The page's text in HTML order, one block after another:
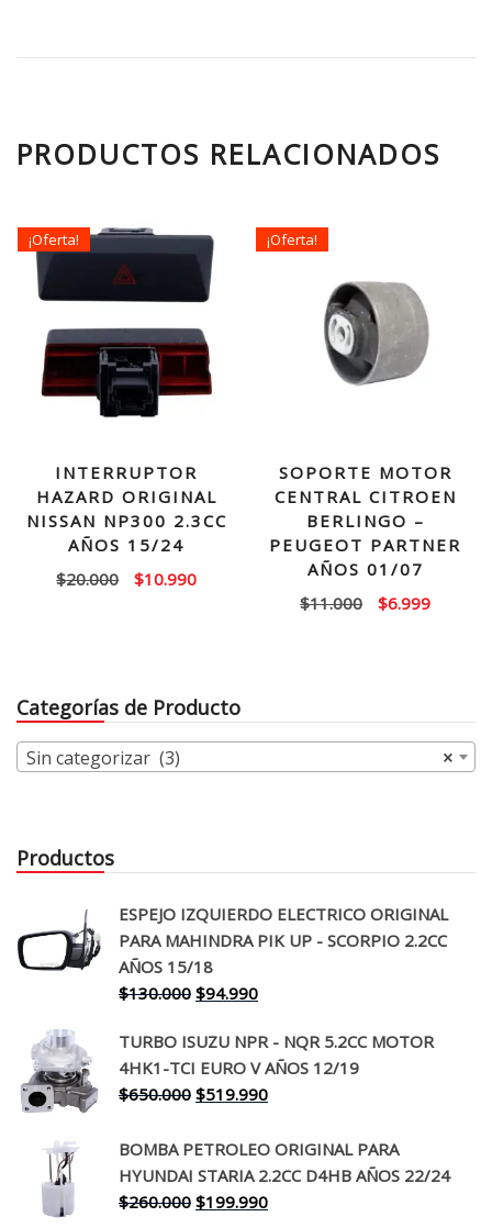
PRODUCTOS RELACIONADOS
¡Oferta!
INTERRUPTOR
HAZARD ORIGINAL
NISSAN NP300 2.3CC
AÑOS 15/24
$20.000
El
$10.990El
¡Oferta!
SOPORTE MOTOR
CENTRAL CITROEN
BERLINGO –
PEUGEOT PARTNER
AÑOS 01/07
$11.000
El
$6.999El
Categorías de Producto
×
Sin categorizar (3)
Productos
ESPEJO IZQUIERDO ELECTRICO ORIGINAL
PARA MAHINDRA PIK UP - SCORPIO 2.2CC
AÑOS 15/18
$130.000 El
original
era:
$130.000.
$94.990El
actual
es:
$94.990.
TURBO ISUZU NPR - NQR 5.2CC MOTOR
4HK1-TCI EURO V AÑOS 12/19
$650.000 El
original
era:
$650.000.
$519.990El
actual
es:
$519.990.
BOMBA PETROLEO ORIGINAL PARA
HYUNDAI STARIA 2.2CC D4HB AÑOS 22/24
$260.000 El
$199.990El